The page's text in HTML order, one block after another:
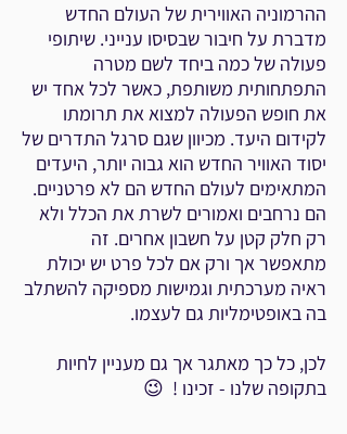
ההרמוניה האווירית של העולם החדש
מדברת על חיבור שבסיסו ענייני. שיתופי
פעולה של כמה ביחד לשם מטרה
התפתחותית משותפת, כאשר לכל אחד יש
את חופש הפעולה למצוא את תרומתו
לקידום היעד. מכיוון שגם סרגל התדרים של
יסוד האוויר החדש הוא גבוה יותר, היעדים
המתאימים לעולם החדש הם לא פרטניים.
הם נרחבים ואמורים לשרת את הכלל ולא
רק חלק קטן על חשבון אחרים. זה
מתאפשר אך ורק אם לכל פרט יש יכולת
ראיה מערכתית וגמישות מספיקה להשתלב
בה באופטימליות גם לעצמו.
לכן, כל כך מאתגר אך גם מעניין לחיות
בתקופה שלנו - זכינו ! 😉